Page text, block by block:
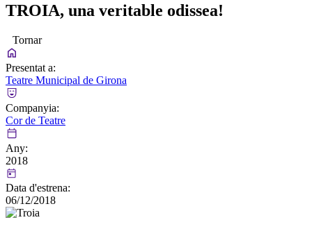
TROIA, una veritable odissea!
Tornar
Presentat a:
Teatre Municipal de Girona
Companyia:
Cor de Teatre
Any:
2018
Data d'estrena:
06/12/2018